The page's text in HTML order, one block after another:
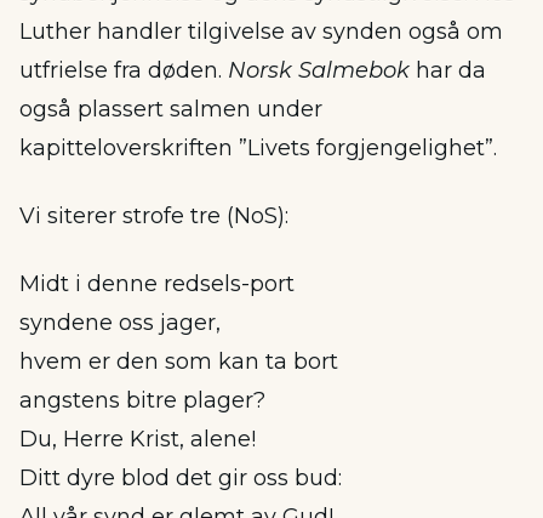
Luther handler tilgivelse av synden også om
utfrielse fra døden. Norsk Salmebok har da
også plassert salmen under
kapitteloverskriften ”Livets forgjengelighet”.
Vi siterer strofe tre (NoS):
Midt i denne redsels-port
syndene oss jager,
hvem er den som kan ta bort
angstens bitre plager?
Du, Herre Krist, alene!
Ditt dyre blod det gir oss bud: